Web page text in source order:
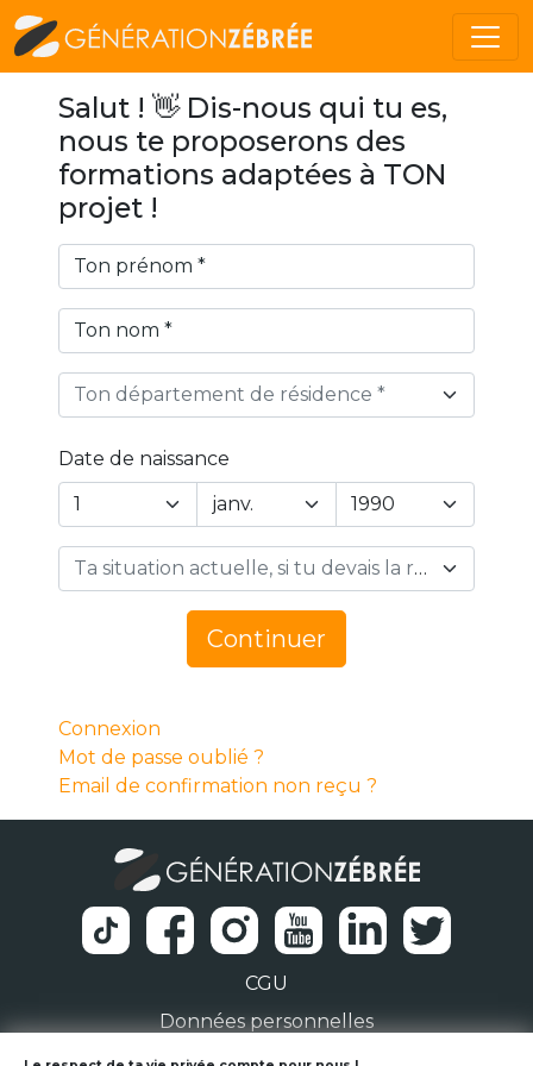
Salut ! 👋 Dis-nous qui tu es,
nous te proposerons des
formations adaptées à TON
projet !
Ton département de résidence *
Date de naissance
Year
Day
Ta situation actuelle, si tu devais la résumer en 1 mot… *
Continuer
Connexion
Mot de passe oublié ?
Email de confirmation non reçu ?
CGU
Données personnelles